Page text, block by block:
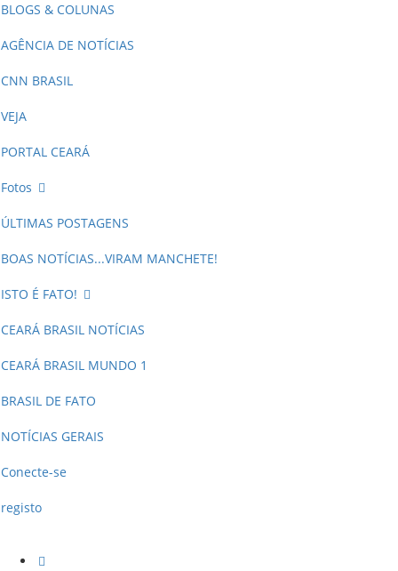
BLOGS & COLUNAS
AGÊNCIA DE NOTÍCIAS
CNN BRASIL
VEJA
PORTAL CEARÁ
Fotos
ÚLTIMAS POSTAGENS
BOAS NOTÍCIAS...VIRAM MANCHETE!
ISTO É FATO!
CEARÁ BRASIL NOTÍCIAS
CEARÁ BRASIL MUNDO 1
BRASIL DE FATO
NOTÍCIAS GERAIS
Conecte-se
registo